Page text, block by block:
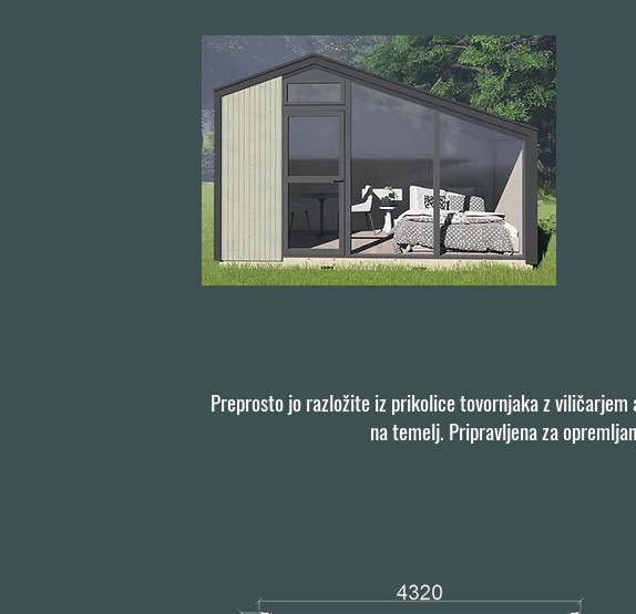
Preprosto jo razložite iz prikolice tovornjaka z
na temelj. Pripravljena za